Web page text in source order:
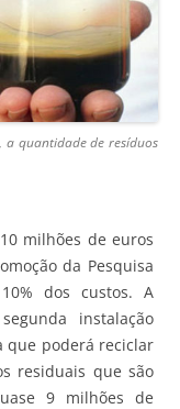
a quantidade de resíduos
milhões de euros
da Pesquisa
dos custos. A
instalação
que poderá reciclar
residuais que são
9 milhões de